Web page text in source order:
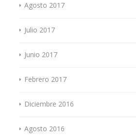
Agosto 2017
Julio 2017
Junio 2017
Febrero 2017
Diciembre 2016
Agosto 2016